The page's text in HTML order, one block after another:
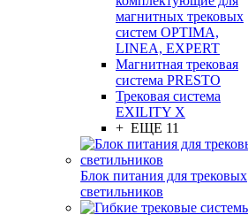
магнитных трековых
систем OPTIMA,
LINEA, EXPERT
Магнитная трековая
система PRESTO
Трековая система
EXILITY X
+ ЕЩЕ 11
Блок питания для трековых
светильников